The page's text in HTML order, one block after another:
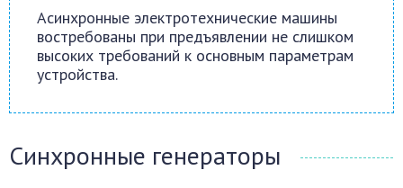
Асинхронные электротехнические машины
востребованы при предъявлении не слишком
высоких требований к основным параметрам
устройства.
Синхронные генераторы